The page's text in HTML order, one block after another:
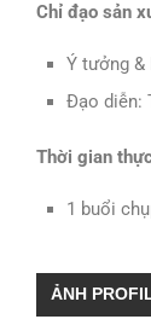
Chỉ đạo sản
Ý tưởng &
Đạo diễn:
Thời gian
1 buổi
ẢNH